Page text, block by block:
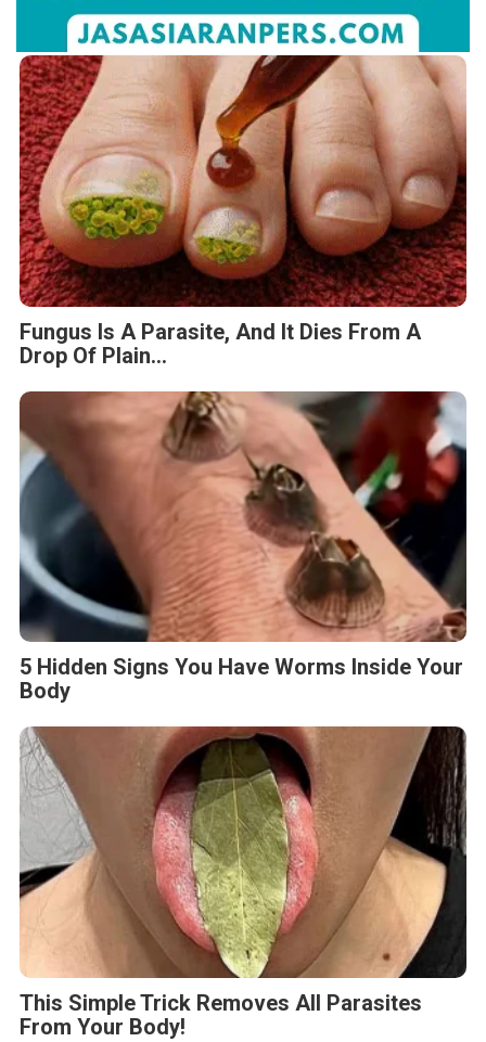
Fungus Is A Parasite, And It Dies From A
Drop Of Plain...
5 Hidden Signs You Have Worms Inside Your
Body
This Simple Trick Removes All Parasites
From Your Body!